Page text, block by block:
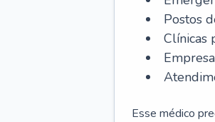
Postos
Clínicas
Esse médico